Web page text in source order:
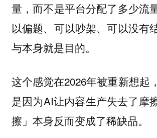
量，而不是平台分配了多少流
以偏题、可以吵架、可以没有
与本身就是目的。
这个感觉在2026年被重新想起
是因为AI让内容生产失去了摩
擦」本身反而变成了稀缺品。